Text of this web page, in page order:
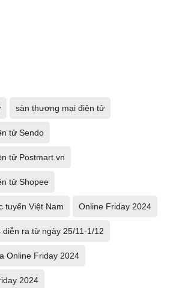
sàn thương mại điện tử
tử Sendo
tử Postmart.vn
tử Shopee
tuyến Việt Nam Online Friday 2024
ra từ ngày 25/11-1/12
Online Friday 2024
2024